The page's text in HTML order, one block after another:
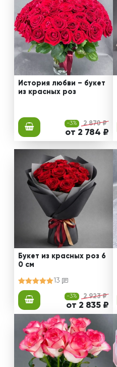
История любви – букет
из красных роз
-3% 2 870 ₽
от 2 784 ₽
Букет из красных роз 6
0 см
13
-3% 2 923 ₽
от 2 835 ₽